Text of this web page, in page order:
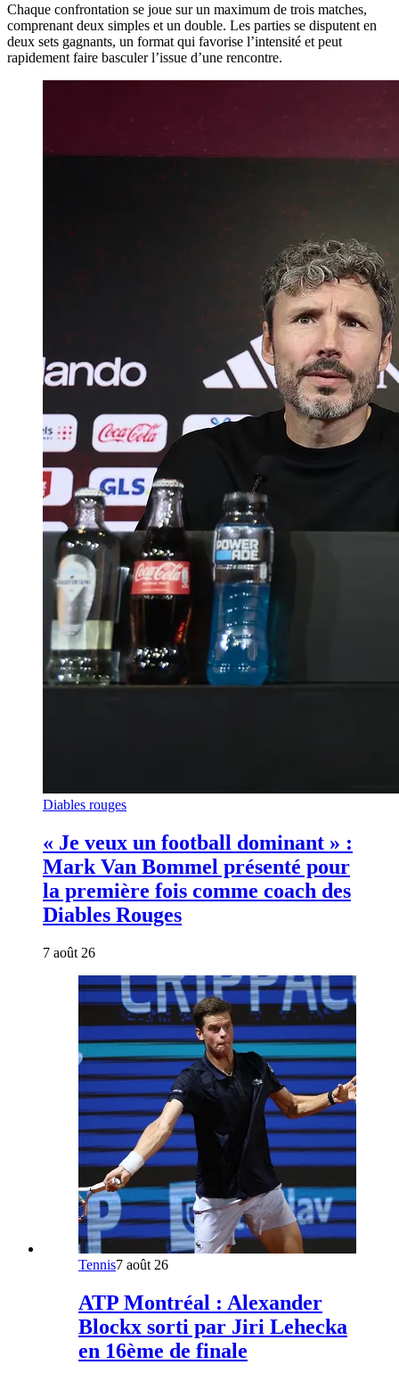
Chaque confrontation se joue sur un maximum de trois matches,
comprenant deux simples et un double. Les parties se disputent en
deux sets gagnants, un format qui favorise l’intensité et peut
rapidement faire basculer l’issue d’une rencontre.
Diables rouges
« Je veux un football dominant » :
Mark Van Bommel présenté pour
la première fois comme coach des
Diables Rouges
7 août 26
Tennis7 août 26
ATP Montréal : Alexander
Blockx sorti par Jiri Lehecka
en 16ème de finale